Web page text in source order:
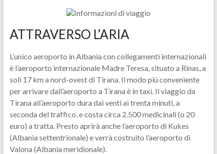
ATTRAVERSO L’ARIA
L’unico aeroporto in Albania con collegamenti internazionali
è l’aeroporto internazionale Madre Teresa, situato a Rinas, a
soli 17 km a nord-ovest di Tirana. Il modo più conveniente
per arrivare dall’aeroporto a Tirana è in taxi. Il viaggio da
Tirana all’aeroporto dura dai venti ai trenta minuti, a
seconda del traffico, e costa circa 2.500 medicinali (o 20
euro) a tratta. Presto aprirà anche l’aeroporto di Kukes
(Albania settentrionale) e verrà costruito l’aeroporto di
Valona (Albania meridionale).